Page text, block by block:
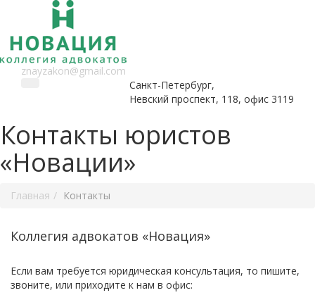
znayzakon@gmail.com
Санкт-Петербург,
Невский проспект, 118, офис 3119
Контакты юристов
«Новации»
Главная Контакты
Коллегия адвокатов «Новация»
Если вам требуется юридическая консультация, то пишите,
звоните, или приходите к нам в офис: